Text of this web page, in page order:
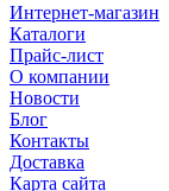
Интернет-магазин
Каталоги
Прайс-лист
О компании
Новости
Блог
Контакты
Доставка
Карта сайта